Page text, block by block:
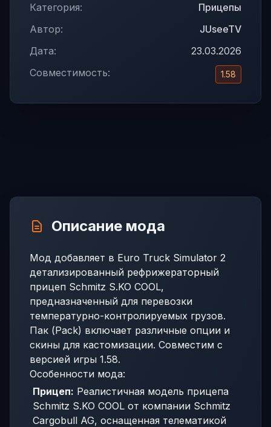
Категория:
Прицепы
Автор:
JUseeTV
Дата:
23.03.2026
Совместимость:
1.58
Описание мода
Мод добавляет в Euro Truck Simulator 2
детализированный рефрижераторный
прицеп Schmitz S.KO COOL,
предназначенный для перевозки
температурно-контролируемых грузов.
Пак (Pack) включает различные опции и
скины для кастомизации. Совместим с
версией игры 1.58.
Особенности мода:
Прицеп: Реалистичная модель прицепа
Schmitz S.KO COOL от компании Schmitz
Cargobull AG, оснащенная телематикой